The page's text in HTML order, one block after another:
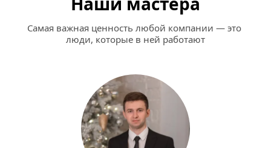
Самая важная ценность любой компании — это
люди, которые в ней работают